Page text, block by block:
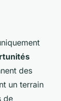
des
un terrain
de